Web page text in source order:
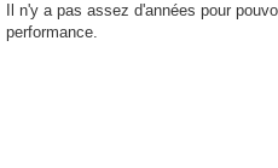
Il n'y a pas assez d'années pour
performance.